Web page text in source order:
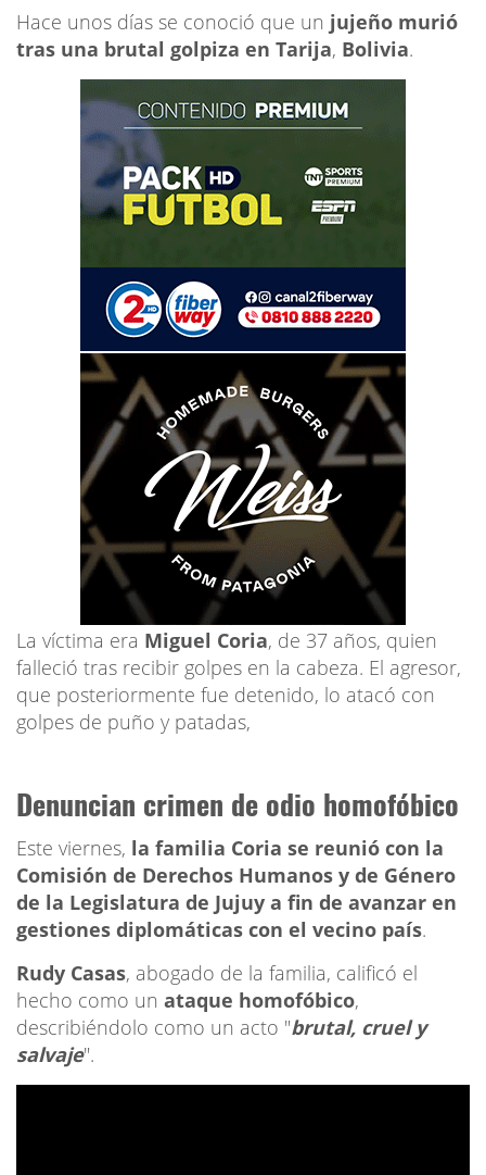
Hace unos días se conoció que un jujeño murió
tras una brutal golpiza en Tarija, Bolivia.
La víctima era Miguel Coria, de 37 años, quien
falleció tras recibir golpes en la cabeza. El agresor,
que posteriormente fue detenido, lo atacó con
golpes de puño y patadas,
Denuncian crimen de odio homofóbico
Este viernes, la familia Coria se reunió con la
Comisión de Derechos Humanos y de Género
de la Legislatura de Jujuy a fin de avanzar en
gestiones diplomáticas con el vecino país.
Rudy Casas, abogado de la familia, calificó el
hecho como un ataque homofóbico,
describiéndolo como un acto "brutal, cruel y
salvaje".